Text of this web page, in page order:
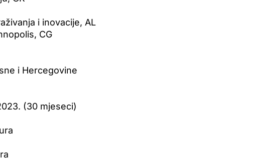
i inovacije, AL
CG
i Hercegovine
(30 mjeseci)